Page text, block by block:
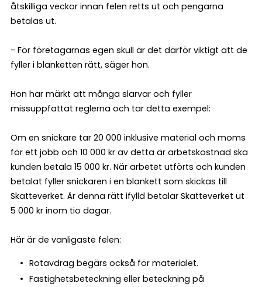
åtskilliga veckor innan felen retts ut och pengarna
betalas ut.
- För företagarnas egen skull är det därför viktigt att de
fyller i blanketten rätt, säger hon.
Hon har märkt att många slarvar och fyller
missuppfattat reglerna och tar detta exempel:
Om en snickare tar 20 000 inklusive material och moms
för ett jobb och 10 000 kr av detta är arbetskostnad ska
kunden betala 15 000 kr. När arbetet utförts och kunden
betalat fyller snickaren i en blankett som skickas till
Skatteverket. Är denna rätt ifylld betalar Skatteverket ut
5 000 kr inom tio dagar.
Här är de vanligaste felen:
Rotavdrag begärs också för materialet.
Fastighetsbeteckning eller beteckning på